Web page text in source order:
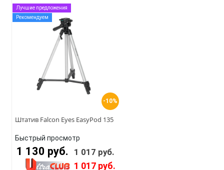
-10%
Лучшие предложения
Рекомендуем
Штатив Falcon Eyes EasyPod 135
Быстрый просмотр
1 130 руб. 1 017 руб.
1 017 руб.